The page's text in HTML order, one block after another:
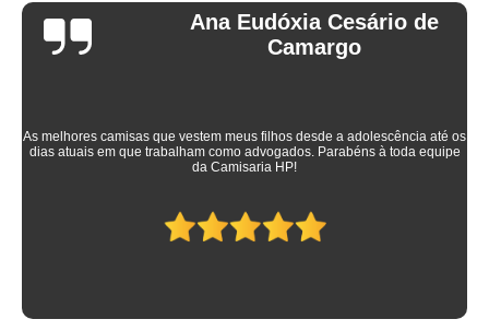
Ana Eudóxia Cesário de
Camargo
As melhores camisas que vestem meus filhos desde a adolescência até os
dias atuais em que trabalham como advogados. Parabéns à toda equipe
da Camisaria HP!